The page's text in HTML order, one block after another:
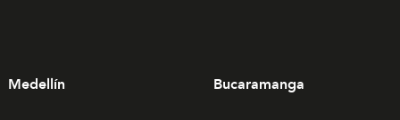
Medellín Bucaramanga